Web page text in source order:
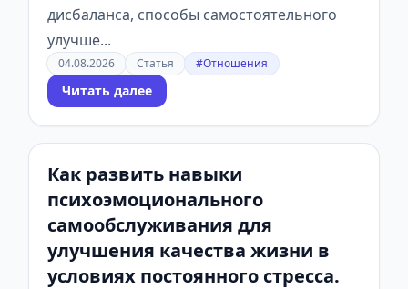
дисбаланса, способы самостоятельного
улучше...
04.08.2026 Статья #Отношения
Читать далее
Как развить навыки
психоэмоционального
самообслуживания для
улучшения качества жизни в
условиях постоянного стресса.